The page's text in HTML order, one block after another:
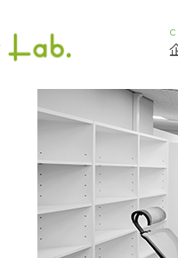
代表挨拶